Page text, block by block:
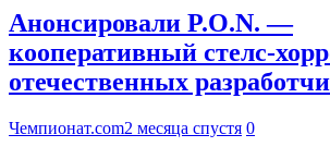
Анонсировали P.O.N. —
кооперативный стелс-
отечественных
Чемпионат.com2 месяца спустя 0